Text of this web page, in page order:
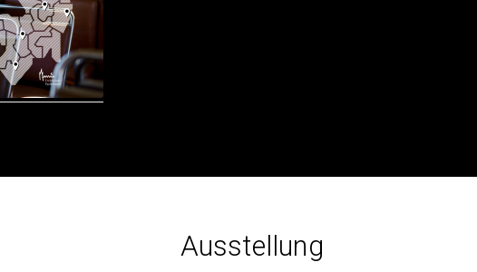
Ausstellung